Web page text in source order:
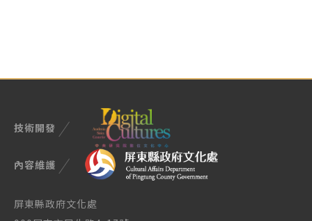
技術開發
內容維護
屏東縣政府文化處